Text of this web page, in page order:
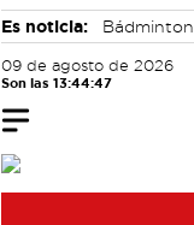
Es noticia: Bádminton
09 de agosto de 2026
Son las 13:44:48